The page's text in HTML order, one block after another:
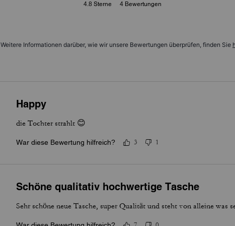
4.8 Sterne 4 Bewertungen
Weitere Informationen darüber, wie wir unsere Bewertungen überprüfen, finden Sie
Happy
die Tochter strahlt 😊
War diese Bewertung hilfreich? 3 1
Schöne qualitativ hochwertige Tasche
Sehr schöne neue Tasche, super Qualität und steht von alleine was